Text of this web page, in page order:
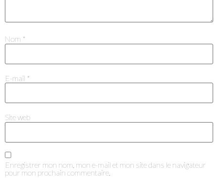
Nom *
E-mail *
Site web
Enregistrer mon nom, mon e-mail et mon site dans le navigateur
pour mon prochain commentaire.
Je m'abonne à la newsletter
Je suis un.e professionnel.le du secteur culturel